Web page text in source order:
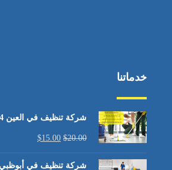
خدماتنا
شركة تنظيف في العين 24 ساعة : 0528935235
$20.00
$15.00